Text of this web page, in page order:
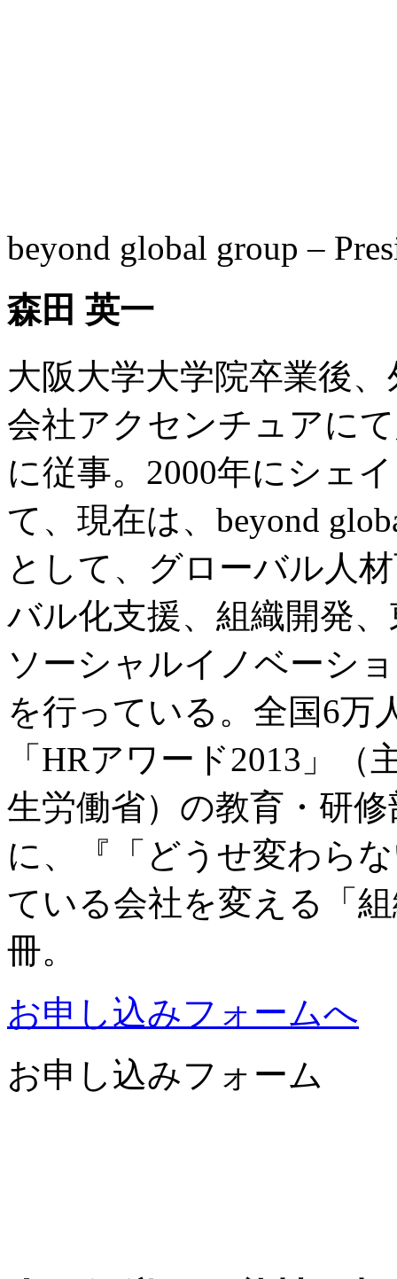
beyond global group –
森田 英一
大阪大学大学院卒業後
会社アクセンチュアに
に従事。2000年にシェ
て、現在は、beyond
として、グローバル人
バル化支援、組織開発
ソーシャルイノベーシ
を行っている。全国6万
「HRアワード2013」
生労働省）の教育・研
に、『「どうせ変わら
ている会社を変える「
冊。
お申し込みフォームへ
お申し込みフォーム